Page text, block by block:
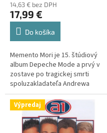
14,63 € bez DPH
17,99 €
Do košíka
Memento Mori je 15. štúdiový
album Depeche Mode a prvý v
zostave po tragickej smrti
spoluzakladateľa Andrewa
Fletchera v roku 2022. Album bol
vytvorený počas...
Výpredaj